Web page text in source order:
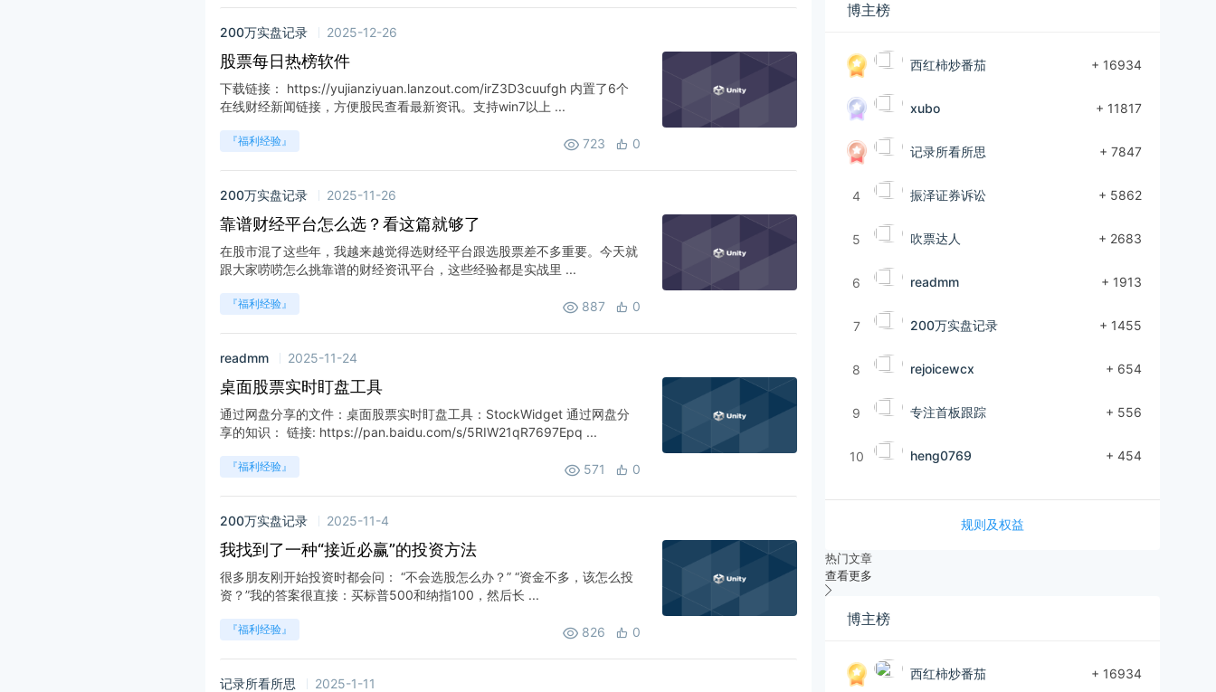
200万实盘记录 2025-12-26
股票每日热榜软件
下载链接： https://yujianziyuan.lanzout.com/irZ3D3cuufgh 内置了6个
在线财经新闻链接，方便股民查看最新资讯。支持win7以上 ...
『福利经验』 723 0
200万实盘记录 2025-11-26
靠谱财经平台怎么选？看这篇就够了
在股市混了这些年，我越来越觉得选财经平台跟选股票差不多重要。今天就
跟大家唠唠怎么挑靠谱的财经资讯平台，这些经验都是实战里 ...
『福利经验』 887 0
readmm 2025-11-24
桌面股票实时盯盘工具
通过网盘分享的文件：桌面股票实时盯盘工具：StockWidget 通过网盘分
享的知识： 链接: https://pan.baidu.com/s/5RIW21qR7697Epq ...
『福利经验』 571 0
200万实盘记录 2025-11-4
我找到了一种“接近必赢”的投资方法
很多朋友刚开始投资时都会问： “不会选股怎么办？” “资金不多，该怎么投
资？”我的答案很直接：买标普500和纳指100，然后长 ...
『福利经验』 826 0
记录所看所思 2025-1-11
博主榜
西红柿炒番茄 + 16934
xubo + 11817
记录所看所思 + 7847
4 振泽证券诉讼 + 5862
5 吹票达人 + 2683
6 readmm + 1913
7 200万实盘记录 + 1455
8 rejoicewcx + 654
9 专注首板跟踪 + 556
10 heng0769 + 454
规则及权益
热门文章
查看更多
博主榜
西红柿炒番茄 + 16934